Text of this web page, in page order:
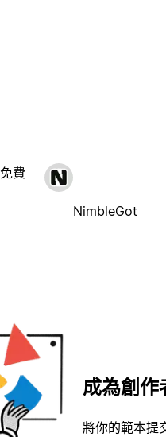
免費
NimbleGot
成為創作
將你的範本提